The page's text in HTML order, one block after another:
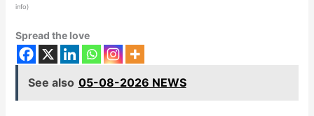
info)
Spread the love
See also 05-08-2026 NEWS